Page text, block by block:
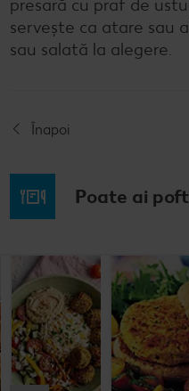
presară cu praf de
servește ca atare sau
sau salată la alegere.
Înapoi
Poate ai
Prăjitură de
mere
nemțească
Cel mult 60 minute
Simplu
Chifteluțe cu
piure de
cartofi și
chives
Cel mult 60 minute